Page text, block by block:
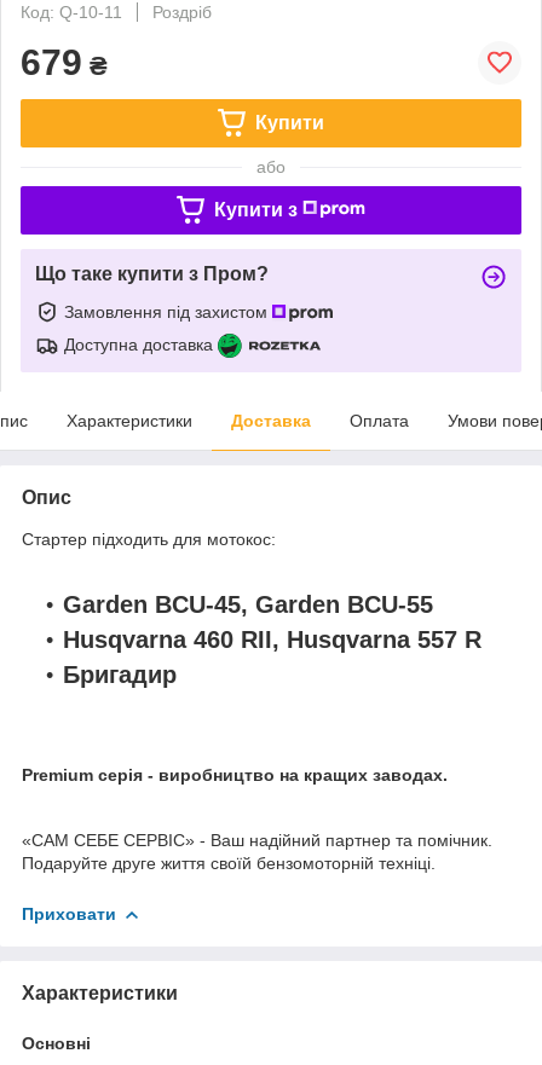
Код: Q-10-11
Роздріб
679 ₴
Купити
або
Купити з
Що таке купити з Пром?
Замовлення під захистом
Доступна доставка
Характеристики Доставка Оплата Умови
Опис
Стартер підходить для мотокос:
Garden BCU-45, Garden BCU-55
Husqvarna 460 RII, Husqvarna 557 R
Бригадир
Premium серія - виробництво на кращих заводах.
«САМ СЕБЕ СЕРВІС» - Ваш надійний партнер та помічник.
Подаруйте друге життя своїй бензомоторній техніці.
Приховати
Характеристики
Основні